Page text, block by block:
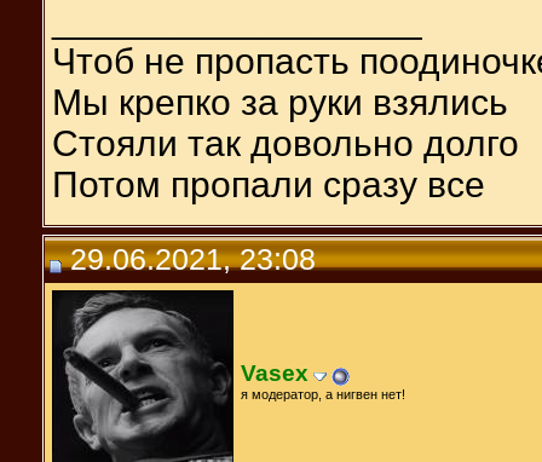
Чтоб не пропасть
Мы крепко за руки взялись
Стояли так довольно долго
Потом пропали сразу все
29.06.2021, 23:08
Vasex
я модератор, а нигвен нет!